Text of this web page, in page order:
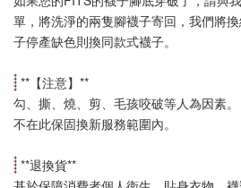
單，將洗淨的兩隻腳襪子寄回，我們將
子停產缺色則換同款式襪子。
**【注意】**
勾、撕、燒、剪、毛孩咬破等人為因素。
不在此保固換新服務範圍內。
**退換貨**